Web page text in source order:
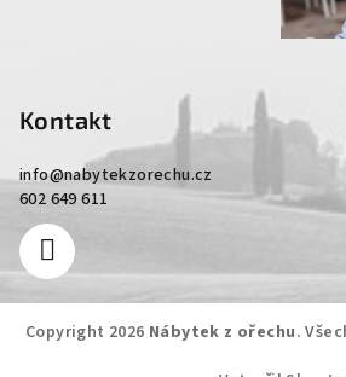
Kontakt
info@nabytekzorechu.cz
602 649 611
Copyright 2026 Nábytek z ořechu.